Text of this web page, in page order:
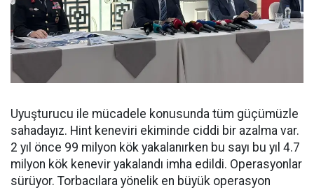
Uyuşturucu ile mücadele konusunda tüm güçümüzle
sahadayız. Hint keneviri ekiminde ciddi bir azalma var.
2 yıl önce 99 milyon kök yakalanırken bu sayı bu yıl 4.7
milyon kök kenevir yakalandı imha edildi. Operasyonlar
sürüyor. Torbacılara yönelik en büyük operasyon